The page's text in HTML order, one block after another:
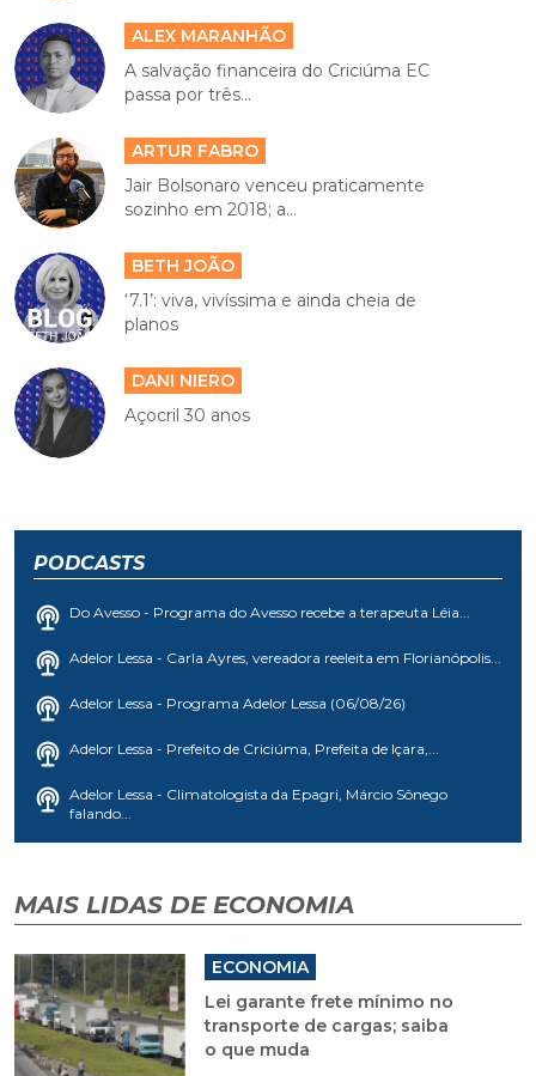
ALEX MARANHÃO
A salvação financeira do Criciúma EC
passa por três...
ARTUR FABRO
Jair Bolsonaro venceu praticamente
sozinho em 2018; a...
BETH JOÃO
‘7.1’: viva, vivíssima e ainda cheia de
planos
DANI NIERO
Açocril 30 anos
PODCASTS
Do Avesso - Programa do Avesso recebe a terapeuta Léia...
Adelor Lessa - Carla Ayres, vereadora reeleita em Florianópolis...
Adelor Lessa - Programa Adelor Lessa (06/08/26)
Adelor Lessa - Prefeito de Criciúma, Prefeita de Içara,...
Adelor Lessa - Climatologista da Epagri, Márcio Sônego
falando...
MAIS LIDAS DE ECONOMIA
ECONOMIA
Lei garante frete mínimo no
transporte de cargas; saiba
o que muda